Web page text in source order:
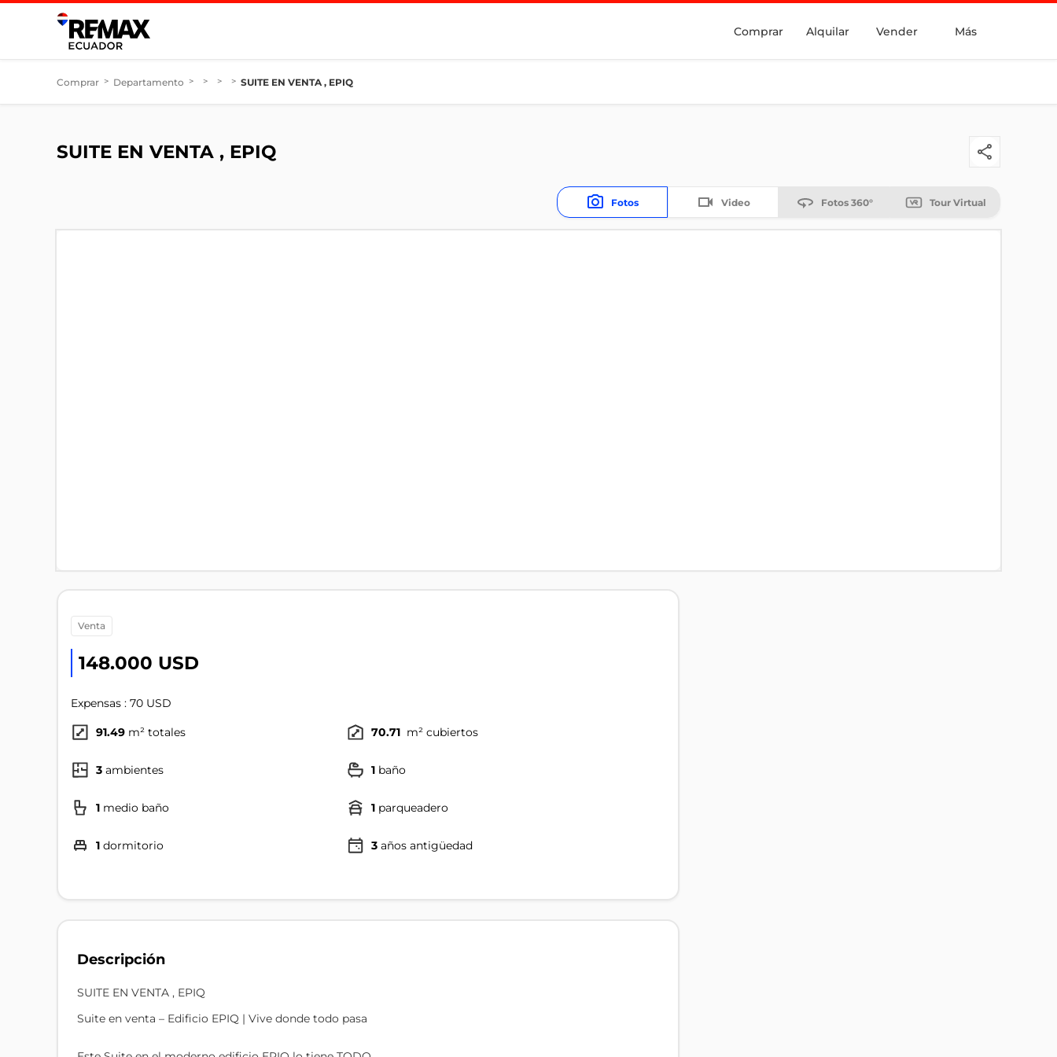
Comprar Alquilar Vender Más
Comprar > Departamento > > > > SUITE EN VENTA , EPIQ
SUITE EN VENTA , EPIQ
Fotos Video Fotos 360° Tour Virtual
venta
148.000 USD
Expensas : 70 USD
91.49 m² totales 70.71 m² cubiertos
3 ambientes 1 baño
1 medio baño 1 parqueadero
1 dormitorio 3 años antigüedad
Descripción
SUITE EN VENTA , EPIQ
Suite en venta – Edificio EPIQ | Vive donde todo pasa